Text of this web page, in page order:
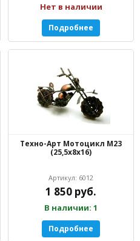
Нет в наличии
Подробнее
Техно-Арт Мотоцикл M23
(25,5х8х16)
Артикул: 6012
1 850 руб.
В наличии: 1
Подробнее